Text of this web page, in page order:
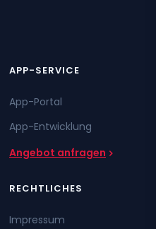
APP-SERVICE
App-Portal
App-Entwicklung
Angebot anfragen
RECHTLICHES
Impressum